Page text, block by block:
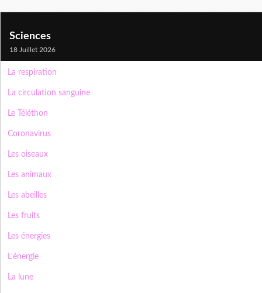
Sciences
18 Juillet 2026
La respiration
La circulation sanguine
Le Téléthon
Coronavirus
Les oiseaux
Les animaux
Les abeilles
Les fruits
Les énergies
L'énergie
La lune